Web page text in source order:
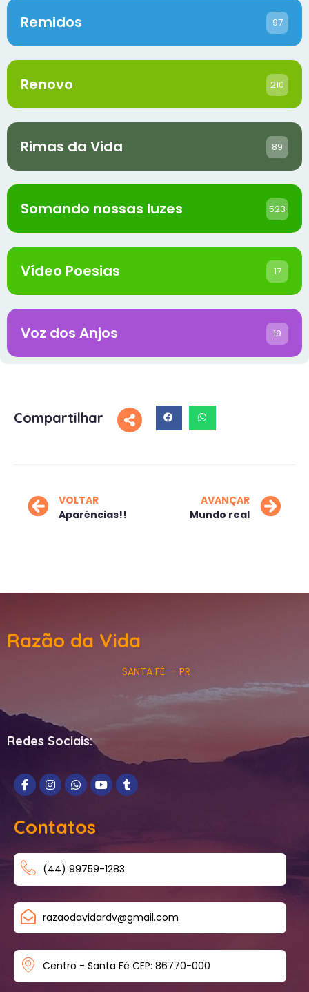
Remidos 97
Renovo 210
Rimas da Vida 89
Somando nossas luzes 523
Vídeo Poesias 17
Voz dos Anjos 19
Compartilhar
VOLTAR
Aparências!!
AVANÇAR
Mundo real
Razão da Vida
SANTA FÉ – PR
Redes Sociais:
Contatos
(44) 99759-1283
razaodavidardv@gmail.com
Centro - Santa Fé CEP: 86770-000